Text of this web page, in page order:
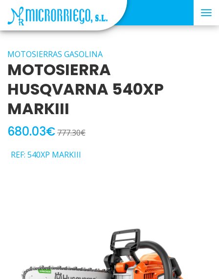
MOTOSIERRAS GASOLINA
MOTOSIERRA
HUSQVARNA 540XP
MARKIII
680.03€777.30€
REF: 540XP MARKIII